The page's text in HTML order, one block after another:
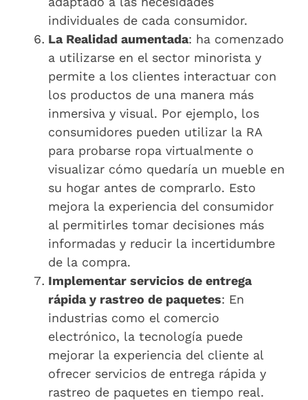
individuales de cada consumidor.
La Realidad aumentada: ha comenzado
a utilizarse en el sector minorista y
permite a los clientes interactuar con
los productos de una manera más
inmersiva y visual. Por ejemplo, los
consumidores pueden utilizar la RA
para probarse ropa virtualmente o
visualizar cómo quedaría un mueble en
su hogar antes de comprarlo. Esto
mejora la experiencia del consumidor
al permitirles tomar decisiones más
informadas y reducir la incertidumbre
de la compra.
Implementar servicios de entrega
rápida y rastreo de paquetes: En
industrias como el comercio
electrónico, la tecnología puede
mejorar la experiencia del cliente al
ofrecer servicios de entrega rápida y
rastreo de paquetes en tiempo real.